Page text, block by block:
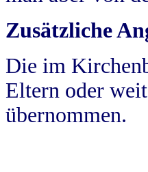
Zusätzliche
Die im
Eltern oder
übernommen.